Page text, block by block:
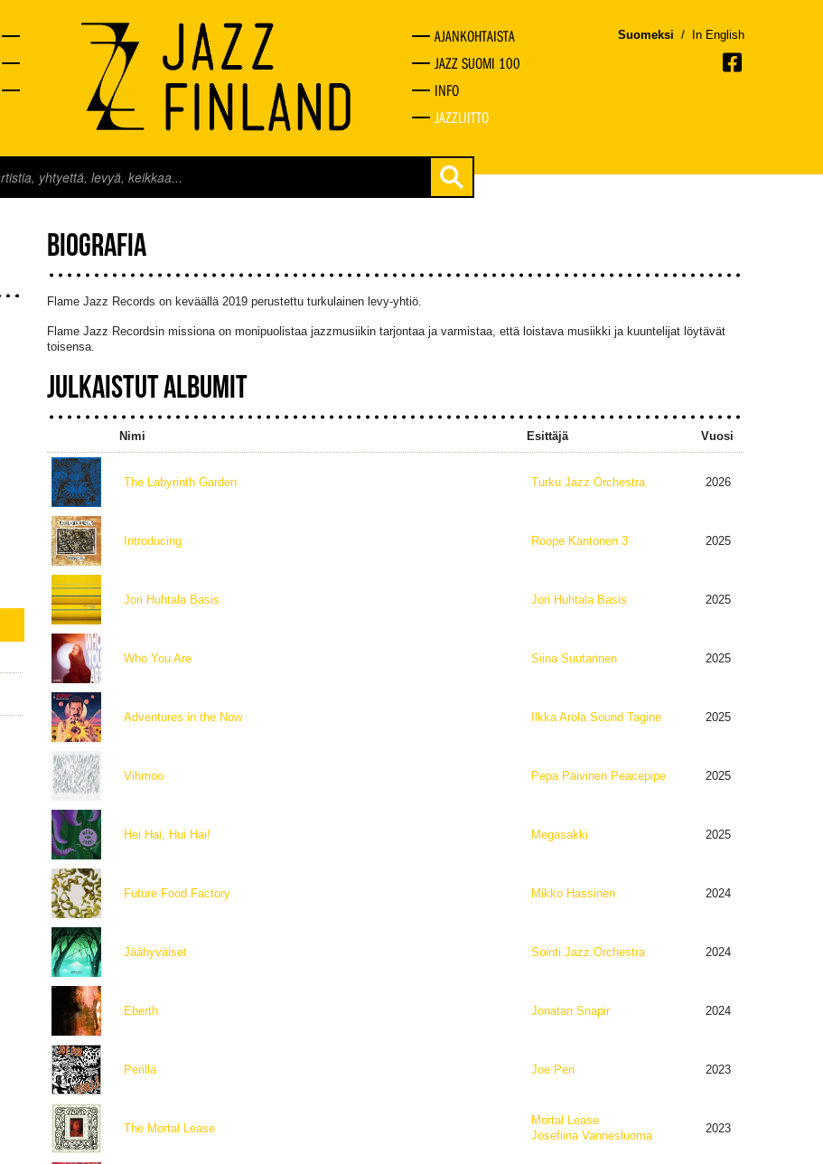
AJANKOHTAISTA
JAZZ SUOMI 100
INFO
JAZZLIITTO
Suomeksi / In English
BIOGRAFIA
Flame Jazz Records on keväällä 2019 perustettu turkulainen levy-yhtiö.
Flame Jazz Recordsin missiona on monipuolistaa jazzmusiikin tarjontaa ja varmistaa, että loistava musiikki ja kuuntelijat löytävät
toisensa.
JULKAISTUT ALBUMIT
Nimi Esittäjä Vuosi
The Labyrinth Garden Turku Jazz Orchestra 2026
Introducing Roope Kantonen 3 2025
Jori Huhtala Basis Jori Huhtala Basis 2025
Who You Are Siina Suutarinen 2025
Adventures in the Now Ilkka Arola Sound Tagine 2025
Vihmoo Pepa Päivinen Peacepipe 2025
Hei Hai, Hui Hai! Megasakki 2025
Future Food Factory Mikko Hassinen 2024
Jäähyväiset Sointi Jazz Orchestra 2024
Eberth Jonatan Snapir 2024
Perillä Joe Peri 2023
The Mortal Lease
Mortal Lease
Josefiina Vannesluoma
2023